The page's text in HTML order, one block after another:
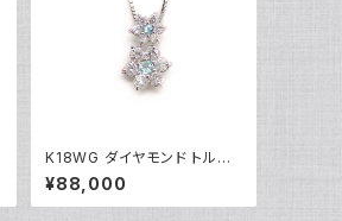
K18WG ダイヤモンド トルマ
リン フラワーデザイン ペンダ
ント ネックレス 18金 ホワイト
ゴールド ベネチアンチェーン
¥88,000